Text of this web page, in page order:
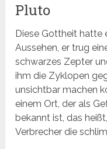
Pluto
Diese Gottheit hatte
Aussehen, er trug
schwarzes Zepter
ihm die Zyklopen
unsichtbar machen
einem Ort, der als
bekannt ist, das
Verbrecher die